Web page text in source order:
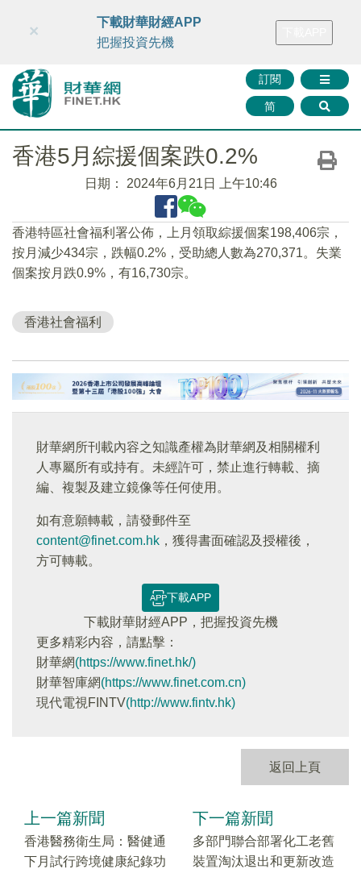
財華智庫網 FINTV FINMETA 財華證券 媒體矩陣
訂閱
简
×
下載財華財經APP
把握投資先機
香港5月綜援個案跌0.2%
日期： 2024年6月21日 上午10:46
香港特區社會福利署公佈，上月領取綜援個案198,406宗，
按月減少434宗，跌幅0.2%，受助總人數為270,371。失業
個案按月跌0.9%，有16,730宗。
香港社會福利
財華網所刊載內容之知識產權為財華網及相關權利
人專屬所有或持有。未經許可，禁止進行轉載、摘
編、複製及建立鏡像等任何使用。
如有意願轉載，請發郵件至
content@finet.com.hk ，獲得書面確認及授權後，
方可轉載。
下載APP
下載財華財經APP，把握投資先機
更多精彩内容，請點擊：
財華網(https://www.finet.hk/)
財華智庫網(https://www.finet.com.cn)
現代電視FINTV(http://www.fintv.hk)
返回上頁
上一篇新聞
香港醫務衛生局：醫健通
下月試行跨境健康紀錄功
下一篇新聞
多部門聯合部署化工老舊
裝置淘汰退出和更新改造